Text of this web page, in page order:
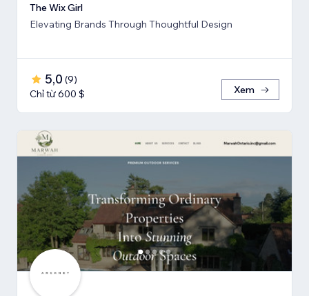
The Wix Girl
Elevating Brands Through Thoughtful Design
5,0 (9)
Chỉ từ 600 $
Xem